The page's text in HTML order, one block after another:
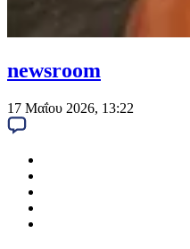
newsroom
17 Μαΐου 2026, 13:22